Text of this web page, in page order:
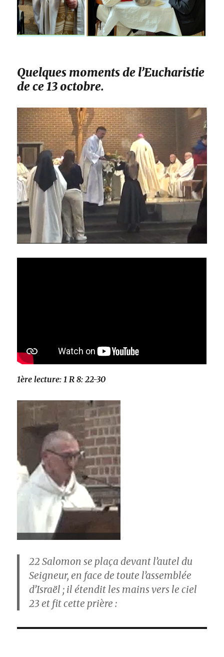
Quelques moments de l’Eucharistie
de ce 13 octobre.
1ère lecture: 1 R 8: 22-30
22 Salomon se plaça devant l’autel du
Seigneur, en face de toute l’assemblée
d’Israël ; il étendit les mains vers le ciel
23 et fit cette prière :